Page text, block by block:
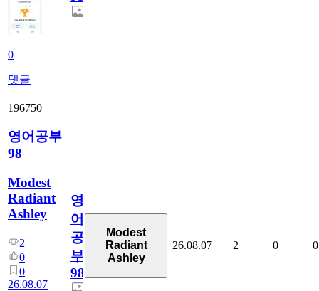
0
댓글
196750
영어공부
98
Modest
Radiant
Ashley
2
0
0
26.08.07
영
어
공
부
98
Modest
Radiant
Ashley
26.08.07 2 0 0